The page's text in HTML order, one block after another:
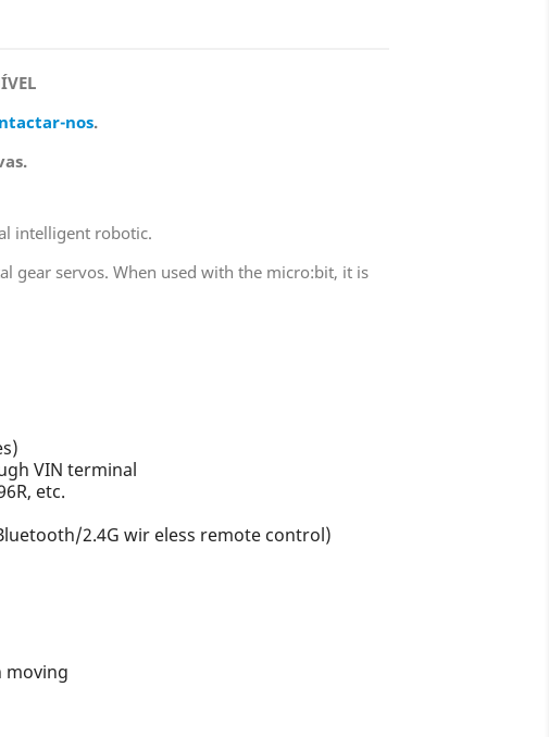
nos.
intelligent robotic.
gear servos. When used with the micro:bit, it is
VIN terminal
etc.
2.4G wir eless remote control)
moving